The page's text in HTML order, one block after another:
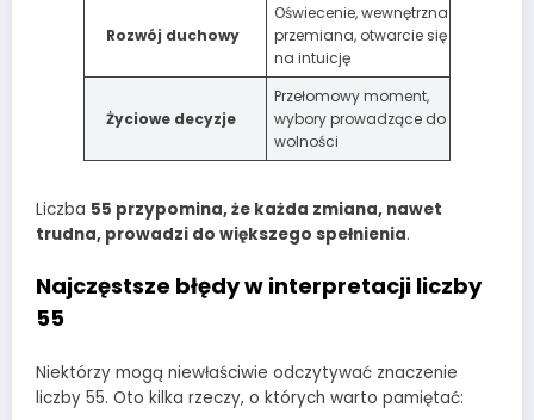
Rozwój duchowy
Oświecenie, wewnętrzna
przemiana, otwarcie się
na intuicję
Życiowe decyzje
Przełomowy moment,
wybory prowadzące do
wolności
Liczba 55 przypomina, że każda zmiana, nawet
trudna, prowadzi do większego spełnienia.
Najczęstsze błędy w interpretacji liczby
55
Niektórzy mogą niewłaściwie odczytywać znaczenie
liczby 55. Oto kilka rzeczy, o których warto pamiętać: